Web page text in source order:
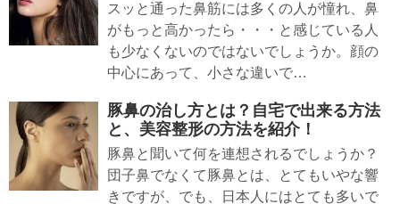
スッと通った鼻筋には多くの人が憧れ、鼻
がもっと高かったら・・・と感じている人
も少なくないのではないでしょうか。顔の
中心にあって、小さな違いで…
豚鼻の治し方とは？自宅で出来る方法
と、美容整形の方法を紹介！
豚鼻と聞いて何を連想されるでしょうか？
団子鼻でなくて豚鼻とは、とてもいやな響
きですが、でも、日本人にはとても多いで